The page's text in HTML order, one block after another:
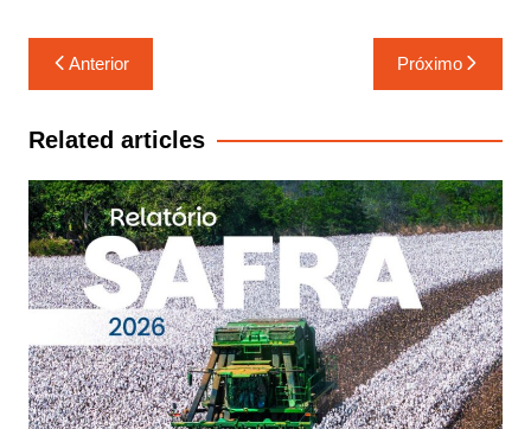
Navegação
de
Post
Anterior Próximo
Related articles